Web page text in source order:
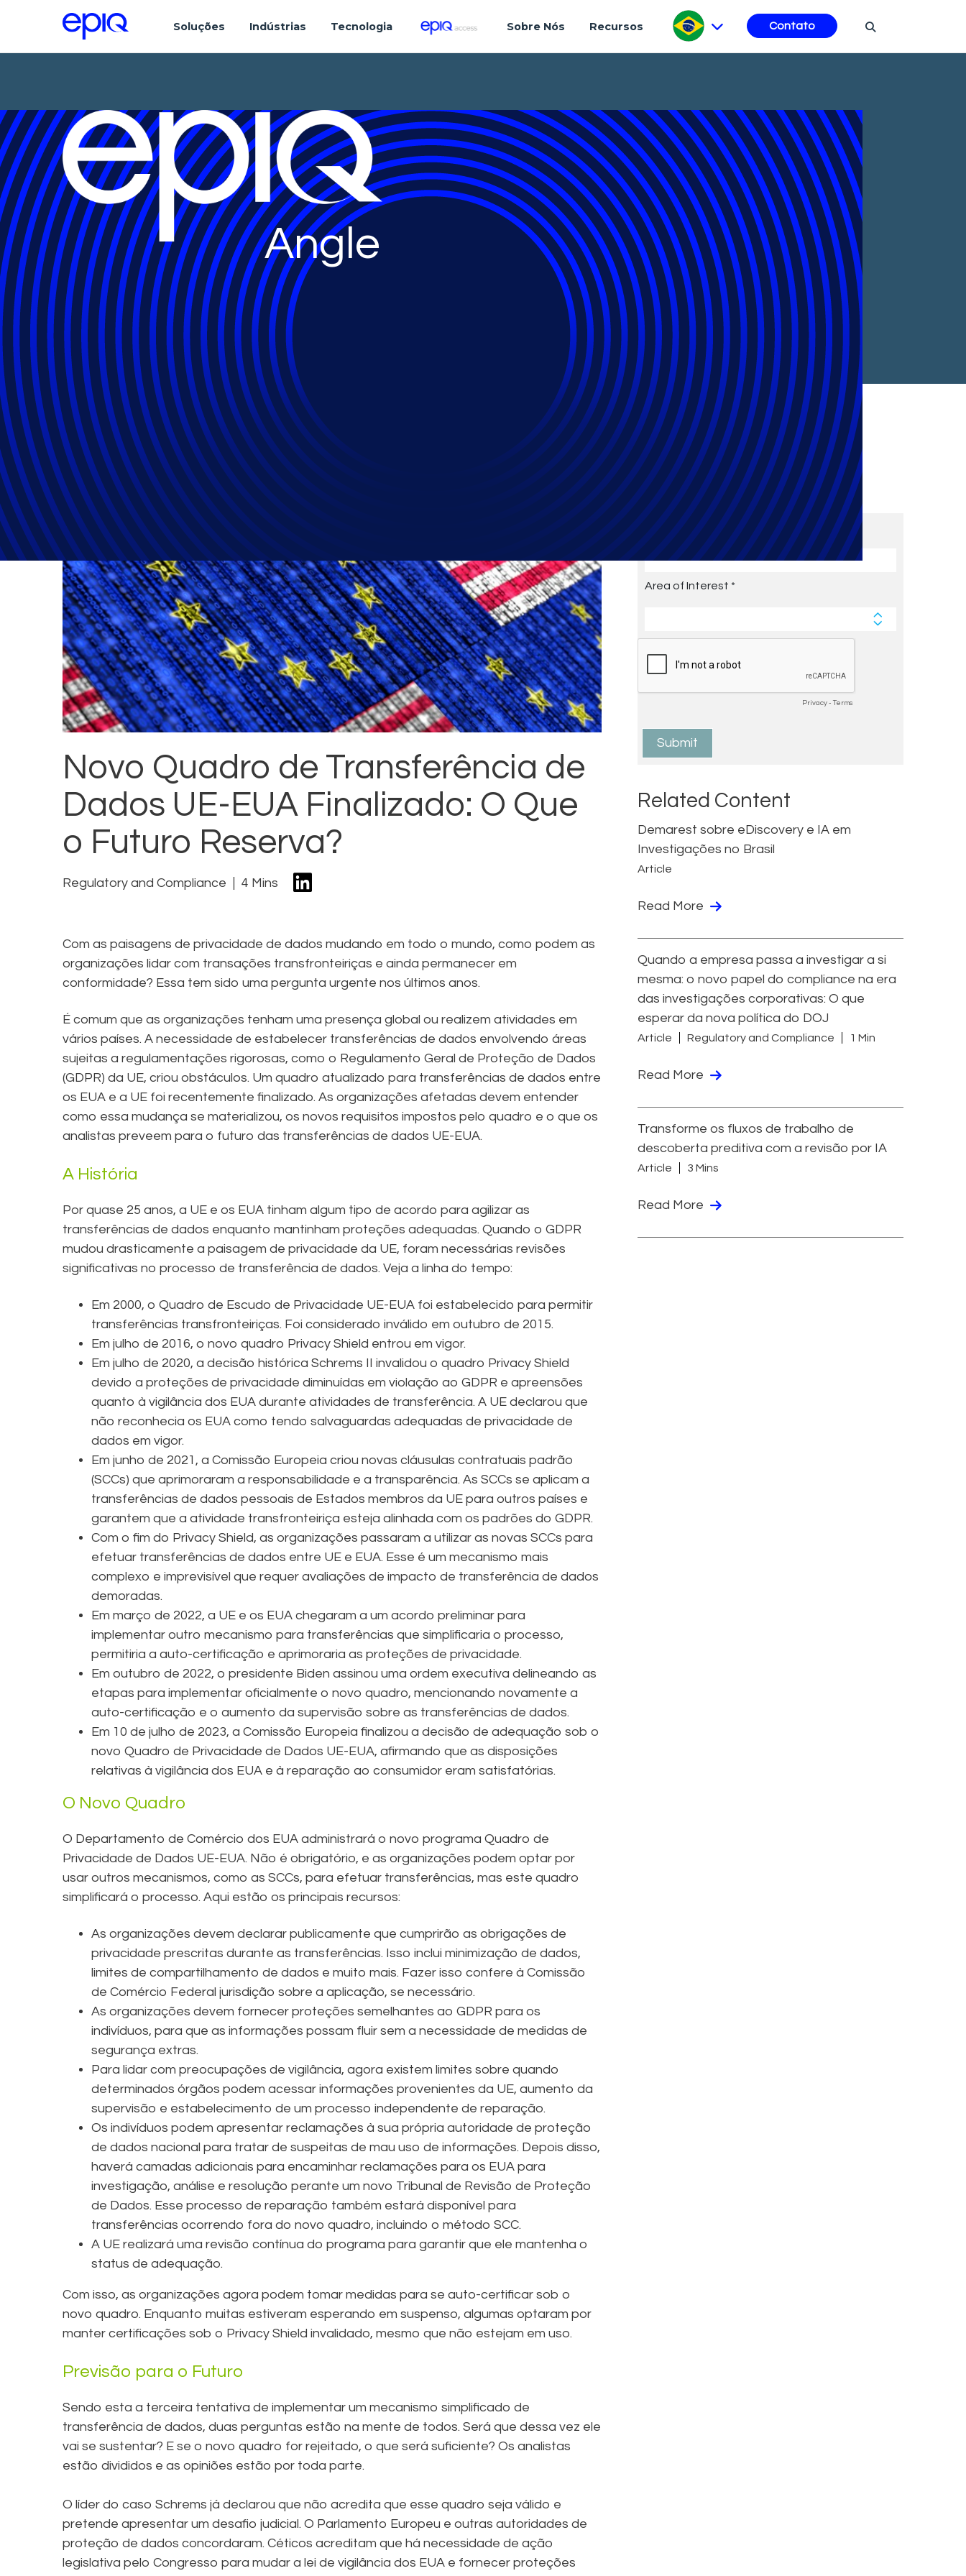
Soluções Indústrias Tecnologia Sobre Nós Recursos Contato
Angle
Novo Quadro de Transferência de
Dados UE-EUA Finalizado: O Que
o Futuro Reserva?
Regulatory and Compliance 4 Mins
Com as paisagens de privacidade de dados mudando em todo o mundo, como podem as
organizações lidar com transações transfronteiriças e ainda permanecer em
conformidade? Essa tem sido uma pergunta urgente nos últimos anos.
É comum que as organizações tenham uma presença global ou realizem atividades em
vários países. A necessidade de estabelecer transferências de dados envolvendo áreas
sujeitas a regulamentações rigorosas, como o Regulamento Geral de Proteção de Dados
(GDPR) da UE, criou obstáculos. Um quadro atualizado para transferências de dados entre
os EUA e a UE foi recentemente finalizado. As organizações afetadas devem entender
como essa mudança se materializou, os novos requisitos impostos pelo quadro e o que os
analistas preveem para o futuro das transferências de dados UE-EUA.
A História
Por quase 25 anos, a UE e os EUA tinham algum tipo de acordo para agilizar as
transferências de dados enquanto mantinham proteções adequadas. Quando o GDPR
mudou drasticamente a paisagem de privacidade da UE, foram necessárias revisões
significativas no processo de transferência de dados. Veja a linha do tempo:
Em 2000, o Quadro de Escudo de Privacidade UE-EUA foi estabelecido para permitir
transferências transfronteiriças. Foi considerado inválido em outubro de 2015.
Em julho de 2016, o novo quadro Privacy Shield entrou em vigor.
Em julho de 2020, a decisão histórica Schrems II invalidou o quadro Privacy Shield
devido a proteções de privacidade diminuídas em violação ao GDPR e apreensões
quanto à vigilância dos EUA durante atividades de transferência. A UE declarou que
não reconhecia os EUA como tendo salvaguardas adequadas de privacidade de
dados em vigor.
Em junho de 2021, a Comissão Europeia criou novas cláusulas contratuais padrão
(SCCs) que aprimoraram a responsabilidade e a transparência. As SCCs se aplicam a
transferências de dados pessoais de Estados membros da UE para outros países e
garantem que a atividade transfronteiriça esteja alinhada com os padrões do GDPR.
Com o fim do Privacy Shield, as organizações passaram a utilizar as novas SCCs para
efetuar transferências de dados entre UE e EUA. Esse é um mecanismo mais
complexo e imprevisível que requer avaliações de impacto de transferência de dados
demoradas.
Em março de 2022, a UE e os EUA chegaram a um acordo preliminar para
implementar outro mecanismo para transferências que simplificaria o processo,
permitiria a auto-certificação e aprimoraria as proteções de privacidade.
Em outubro de 2022, o presidente Biden assinou uma ordem executiva delineando as
etapas para implementar oficialmente o novo quadro, mencionando novamente a
auto-certificação e o aumento da supervisão sobre as transferências de dados.
Em 10 de julho de 2023, a Comissão Europeia finalizou a decisão de adequação sob o
novo Quadro de Privacidade de Dados UE-EUA, afirmando que as disposições
relativas à vigilância dos EUA e à reparação ao consumidor eram satisfatórias.
O Novo Quadro
O Departamento de Comércio dos EUA administrará o novo programa Quadro de
Privacidade de Dados UE-EUA. Não é obrigatório, e as organizações podem optar por
usar outros mecanismos, como as SCCs, para efetuar transferências, mas este quadro
simplificará o processo. Aqui estão os principais recursos:
As organizações devem declarar publicamente que cumprirão as obrigações de
privacidade prescritas durante as transferências. Isso inclui minimização de dados,
limites de compartilhamento de dados e muito mais. Fazer isso confere à Comissão
de Comércio Federal jurisdição sobre a aplicação, se necessário.
As organizações devem fornecer proteções semelhantes ao GDPR para os
indivíduos, para que as informações possam fluir sem a necessidade de medidas de
segurança extras.
Para lidar com preocupações de vigilância, agora existem limites sobre quando
determinados órgãos podem acessar informações provenientes da UE, aumento da
supervisão e estabelecimento de um processo independente de reparação.
Os indivíduos podem apresentar reclamações à sua própria autoridade de proteção
de dados nacional para tratar de suspeitas de mau uso de informações. Depois disso,
haverá camadas adicionais para encaminhar reclamações para os EUA para
investigação, análise e resolução perante um novo Tribunal de Revisão de Proteção
de Dados. Esse processo de reparação também estará disponível para
transferências ocorrendo fora do novo quadro, incluindo o método SCC.
A UE realizará uma revisão contínua do programa para garantir que ele mantenha o
status de adequação.
Com isso, as organizações agora podem tomar medidas para se auto-certificar sob o
novo quadro. Enquanto muitas estiveram esperando em suspenso, algumas optaram por
manter certificações sob o Privacy Shield invalidado, mesmo que não estejam em uso.
Previsão para o Futuro
Sendo esta a terceira tentativa de implementar um mecanismo simplificado de
transferência de dados, duas perguntas estão na mente de todos. Será que dessa vez ele
vai se sustentar? E se o novo quadro for rejeitado, o que será suficiente? Os analistas
estão divididos e as opiniões estão por toda parte.
O líder do caso Schrems já declarou que não acredita que esse quadro seja válido e
pretende apresentar um desafio judicial. O Parlamento Europeu e outras autoridades de
proteção de dados concordaram. Céticos acreditam que há necessidade de ação
legislativa pelo Congresso para mudar a lei de vigilância dos EUA e fornecer proteções
Subscribe to Future Blog
Posts
Related Content
Demarest sobre eDiscovery e IA em
Investigações no Brasil
Article
Read More
Quando a empresa passa a investigar a si
mesma: o novo papel do compliance na era
das investigações corporativas: O que
esperar da nova política do DOJ
Article Regulatory and Compliance 1 Min
Read More
Transforme os fluxos de trabalho de
descoberta preditiva com a revisão por IA
Article 3 Mins
Read More